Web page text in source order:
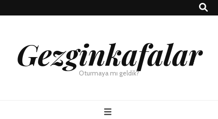
Gezginkafalar
Oturmaya mı geldik?